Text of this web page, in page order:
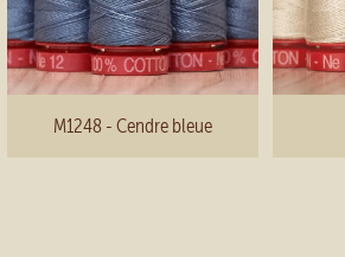
M1248 - Cendre bleue